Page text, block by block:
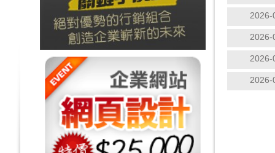
2026-
2026-
2026-
2026-